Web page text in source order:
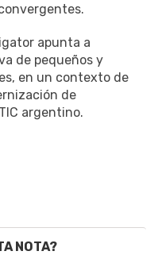
apunta a
de pequeños y
en un contexto de
de
argentino.
NOTA?